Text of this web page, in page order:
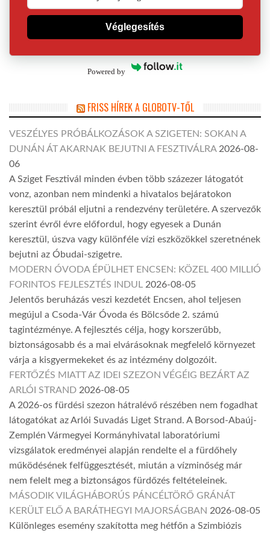
Véglegesítés
Powered by
FRISS HÍREK A GLOBOTV-TŐL
VESZÉLYES PRÓBÁLKOZÁSOK A SZIGETEN: SOKAN A
DUNÁN ÁT AKARNAK BEJUTNI A FESZTIVÁLRA 2026-08-
06
A Sziget Fesztivál minden évben több százezer látogatót
vonz, azonban nem mindenki a hivatalos bejáratokon
keresztül próbál eljutni a rendezvény területére. A szervezők
szerint évről évre előfordul, hogy egyesek a Dunán
keresztül, úszva vagy különféle vízi eszközökkel szeretnének
bejutni az Óbudai-szigetre.
MODERN ÓVODA ÉPÜLHET ENCSEN: KÖZEL 400 MILLIÓ
FORINTOS FEJLESZTÉS INDUL 2026-08-05
Jelentős beruházás veszi kezdetét Encsen, ahol teljesen
megújul a Csoda-Vár Óvoda és Bölcsőde 2. számú
tagintézménye. A fejlesztés célja, hogy korszerűbb,
biztonságosabb és a mai elvárásoknak megfelelő környezet
várja a kisgyermekeket és az intézmény dolgozóit.
FERTŐZÉS MIATT AZ IDEI SZEZON VÉGÉIG BEZÁRT AZ
ARLÓI STRAND 2026-08-05
A 2026-os fürdési szezon hátralévő részében nem fogadhat
látogatókat az Arlói Suvadás Liget Strand. A Borsod-Abaúj-
Zemplén Vármegyei Kormányhivatal laboratóriumi
vizsgálatok eredményei alapján rendelte el a fürdőhely
működésének felfüggesztését, miután a vízminőség már
nem felelt meg a biztonságos fürdőzés feltételeinek.
MÁSODIK VILÁGHÁBORÚS PÁNCÉLTÖRŐ GRÁNÁT
KERÜLT ELŐ A BARÁTHEGYI MAJORSÁGBAN 2026-08-05
Különleges esemény szakította meg hétfőn a Szimbiózis